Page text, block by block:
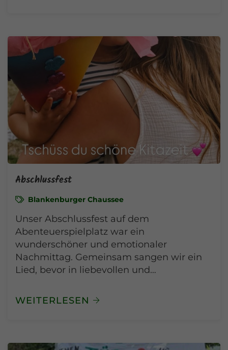
Abschlussfest
Blankenburger Chaussee
Unser Abschlussfest auf dem
Abenteuerspielplatz war ein
wunderschöner und emotionaler
Nachmittag. Gemeinsam sangen wir ein
Lied, bevor in liebevollen und…
WEITERLESEN